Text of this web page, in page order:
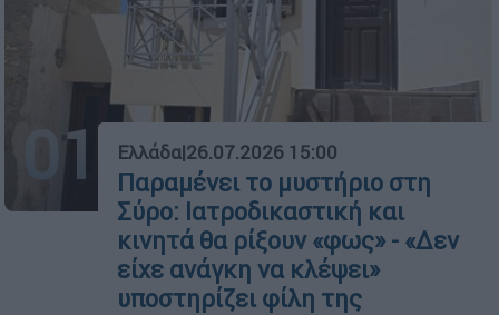
01 Ελλάδα|26.07.2026 15:00
Παραμένει το μυστήριο στη
Σύρο: Ιατροδικαστική και
κινητά θα ρίξουν «φως» - «Δεν
είχε ανάγκη να κλέψει»
υποστηρίζει φίλη της